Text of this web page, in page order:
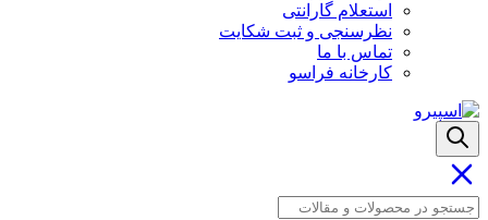
استعلام گارانتی
نظرسنجی و ثبت شکایت
تماس با ما
کارخانه فراسو